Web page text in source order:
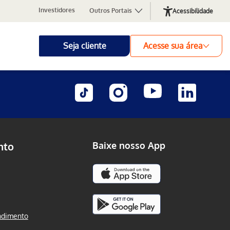
Investidores Outros Portais Acessibilidade
Seja cliente Acesse sua área
Baixe nosso App